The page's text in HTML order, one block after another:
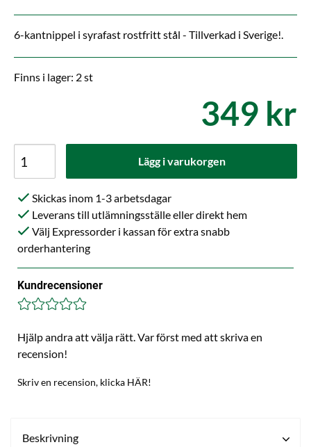
6-kantnippel i syrafast rostfritt stål - Tillverkad i Sverige!.
Finns i lager: 2 st
349 kr
Lägg i varukorgen
Skickas inom 1-3 arbetsdagar
Leverans till utlämningsställe eller direkt hem
Välj Expressorder i kassan för extra snabb
orderhantering
Kundrecensioner
Hjälp andra att välja rätt. Var först med att skriva en
recension!
Skriv en recension, klicka HÄR!
Beskrivning